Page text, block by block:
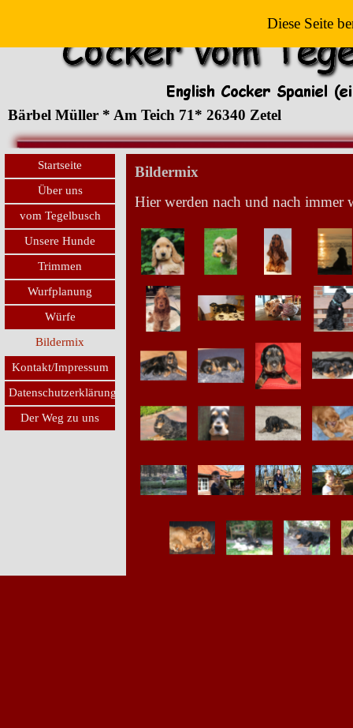
Diese Seite
Bärbel Müller * Am Teich 71* 26340 Zetel
Startseite
Über uns
vom Tegelbusch
Unsere Hunde
Trimmen
Wurfplanung
Würfe
Bildermix
Kontakt/Impressum
Datenschutzerklärung
Der Weg zu uns
Bildermix
Hier werden nach und nach immer